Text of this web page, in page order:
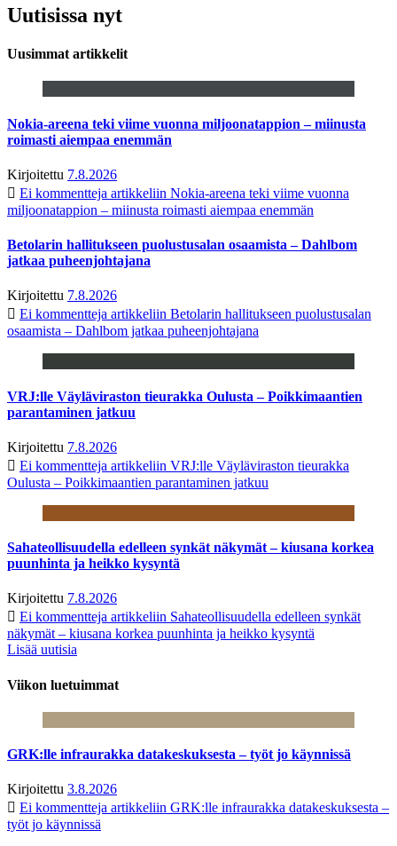
Uutisissa nyt
Uusimmat artikkelit
Nokia-areena teki viime vuonna miljoonatappion – miinusta
roimasti aiempaa enemmän
Kirjoitettu 7.8.2026
Ei kommentteja artikkeliin Nokia-areena teki viime vuonna
miljoonatappion – miinusta roimasti aiempaa enemmän
Betolarin hallitukseen puolustusalan osaamista – Dahlbom
jatkaa puheenjohtajana
Kirjoitettu 7.8.2026
Ei kommentteja artikkeliin Betolarin hallitukseen puolustusalan
osaamista – Dahlbom jatkaa puheenjohtajana
VRJ:lle Väyläviraston tieurakka Oulusta – Poikkimaantien
parantaminen jatkuu
Kirjoitettu 7.8.2026
Ei kommentteja artikkeliin VRJ:lle Väyläviraston tieurakka
Oulusta – Poikkimaantien parantaminen jatkuu
Sahateollisuudella edelleen synkät näkymät – kiusana korkea
puunhinta ja heikko kysyntä
Kirjoitettu 7.8.2026
Ei kommentteja artikkeliin Sahateollisuudella edelleen synkät
näkymät – kiusana korkea puunhinta ja heikko kysyntä
Lisää uutisia
Viikon luetuimmat
GRK:lle infraurakka datakeskuksesta – työt jo käynnissä
Kirjoitettu 3.8.2026
Ei kommentteja artikkeliin GRK:lle infraurakka datakeskuksesta –
työt jo käynnissä